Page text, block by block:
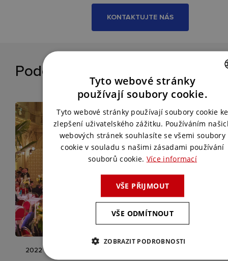
KONTAKTUJTE NÁS
Podobné reference
2022
ENGLISH
Tyto webové stránky
používají soubory cookie.
Tyto webové stránky používají soubory cookie ke
zlepšení uživatelského zážitku. Používáním
webových stránek souhlasíte se všemi soubory
cookie v souladu s našimi zásadami používání
souborů cookie. Více informací
VŠE PŘIJMOUT
VŠE ODMÍTNOUT
ZOBRAZIT PODROBNOSTI